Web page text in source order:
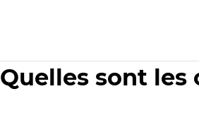
Quelles sont les